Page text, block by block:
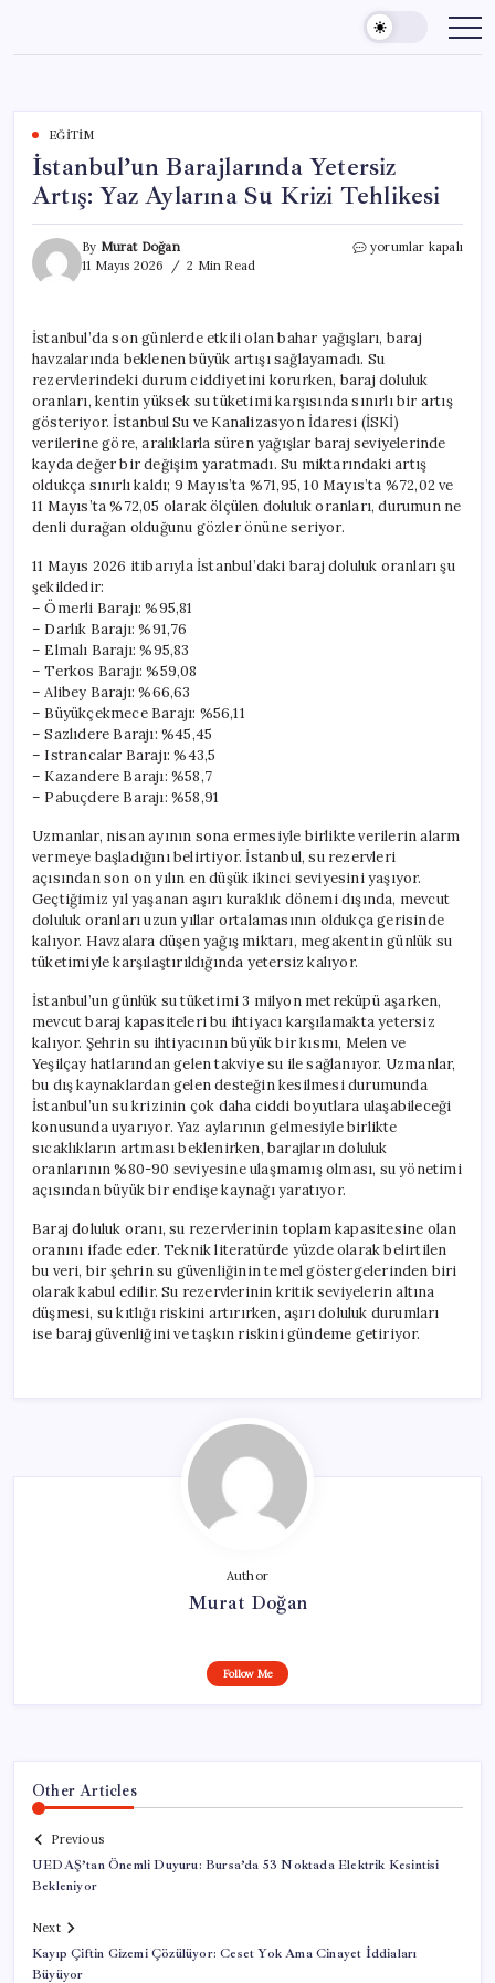
content
EĞITIM
İstanbul’un Barajlarında Yetersiz
Artış: Yaz Aylarına Su Krizi Tehlikesi
By Murat Doğan
11 Mayıs 2026
2 Min Read
İstanbul’un
Aylarına
Su
Krizi
Tehlikesi
için
yorumlar kapalı
İstanbul’da son günlerde etkili olan bahar yağışları, baraj
havzalarında beklenen büyük artışı sağlayamadı. Su
rezervlerindeki durum ciddiyetini korurken, baraj doluluk
oranları, kentin yüksek su tüketimi karşısında sınırlı bir artış
gösteriyor. İstanbul Su ve Kanalizasyon İdaresi (İSKİ)
verilerine göre, aralıklarla süren yağışlar baraj seviyelerinde
kayda değer bir değişim yaratmadı. Su miktarındaki artış
oldukça sınırlı kaldı; 9 Mayıs’ta %71,95, 10 Mayıs’ta %72,02 ve
11 Mayıs’ta %72,05 olarak ölçülen doluluk oranları, durumun ne
denli durağan olduğunu gözler önüne seriyor.
11 Mayıs 2026 itibarıyla İstanbul’daki baraj doluluk oranları şu
şekildedir:
– Ömerli Barajı: %95,81
– Darlık Barajı: %91,76
– Elmalı Barajı: %95,83
– Terkos Barajı: %59,08
– Alibey Barajı: %66,63
– Büyükçekmece Barajı: %56,11
– Sazlıdere Barajı: %45,45
– Istrancalar Barajı: %43,5
– Kazandere Barajı: %58,7
– Pabuçdere Barajı: %58,91
Uzmanlar, nisan ayının sona ermesiyle birlikte verilerin alarm
vermeye başladığını belirtiyor. İstanbul, su rezervleri
açısından son on yılın en düşük ikinci seviyesini yaşıyor.
Geçtiğimiz yıl yaşanan aşırı kuraklık dönemi dışında, mevcut
doluluk oranları uzun yıllar ortalamasının oldukça gerisinde
kalıyor. Havzalara düşen yağış miktarı, megakentin günlük su
tüketimiyle karşılaştırıldığında yetersiz kalıyor.
İstanbul’un günlük su tüketimi 3 milyon metreküpü aşarken,
mevcut baraj kapasiteleri bu ihtiyacı karşılamakta yetersiz
kalıyor. Şehrin su ihtiyacının büyük bir kısmı, Melen ve
Yeşilçay hatlarından gelen takviye su ile sağlanıyor. Uzmanlar,
bu dış kaynaklardan gelen desteğin kesilmesi durumunda
İstanbul’un su krizinin çok daha ciddi boyutlara ulaşabileceği
konusunda uyarıyor. Yaz aylarının gelmesiyle birlikte
sıcaklıkların artması beklenirken, barajların doluluk
oranlarının %80-90 seviyesine ulaşmamış olması, su yönetimi
açısından büyük bir endişe kaynağı yaratıyor.
Baraj doluluk oranı, su rezervlerinin toplam kapasitesine olan
oranını ifade eder. Teknik literatürde yüzde olarak belirtilen
bu veri, bir şehrin su güvenliğinin temel göstergelerinden biri
olarak kabul edilir. Su rezervlerinin kritik seviyelerin altına
düşmesi, su kıtlığı riskini artırırken, aşırı doluluk durumları
ise baraj güvenliğini ve taşkın riskini gündeme getiriyor.
Author
Murat Doğan
Follow Me
Other Articles
Previous
UEDAŞ’tan Önemli Duyuru: Bursa’da 53 Noktada Elektrik Kesintisi
Bekleniyor
Next
Kayıp Çiftin Gizemi Çözülüyor: Ceset Yok Ama Cinayet İddiaları
Büyüyor